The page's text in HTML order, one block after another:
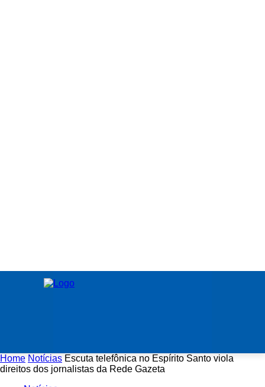
Home Notícias Escuta telefônica no Espírito Santo viola
direitos dos jornalistas da Rede Gazeta